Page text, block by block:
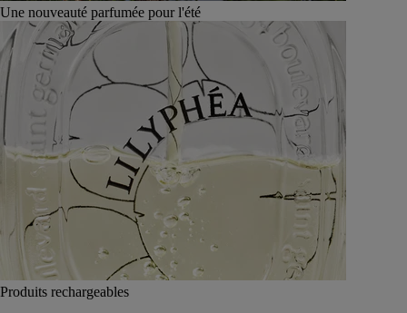
Une nouveauté parfumée pour l'été
Produits rechargeables